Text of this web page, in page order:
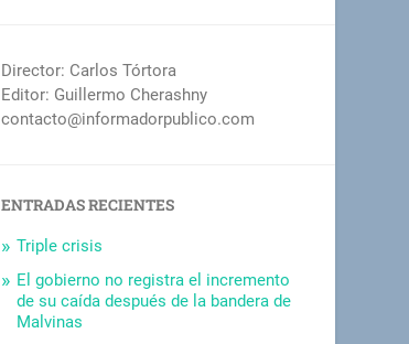
Director: Carlos Tórtora
Editor: Guillermo Cherashny
contacto@informadorpublico.com
ENTRADAS RECIENTES
Triple crisis
El gobierno no registra el incremento
de su caída después de la bandera de
Malvinas